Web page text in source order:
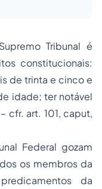
Tribunal é
constitucionais:
de trinta e cinco e
idade; ter notável
cfr. art. 101, caput,
Federal gozam
os membros da
da